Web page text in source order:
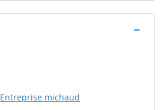
Entreprise michaud